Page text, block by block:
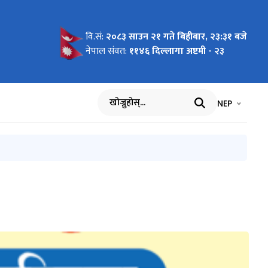
,
वटा ) वि.सं: २०८३ साउन २१ गते बिहीबार, २३:३१ बजे
नेपाल संवत: ११४६ दिल्लागा अष्टमी - २३
खोज्नुहोस् भाषा चयन
NEP